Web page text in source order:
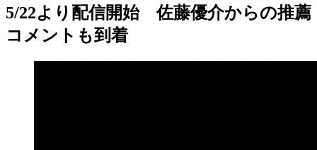
5/22より配信開始 佐藤優介からの推薦
コメントも到着